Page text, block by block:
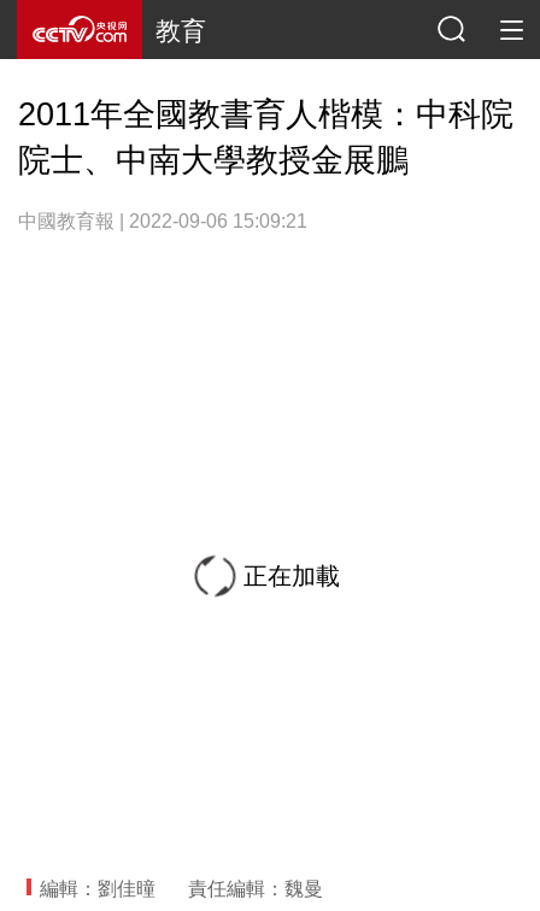
教育
2011年全國教書育人楷模：中科院
院士、中南大學教授金展鵬
中國教育報 | 2022-09-06 15:09:21
正在加載
編輯：劉佳曈 責任編輯：魏曼